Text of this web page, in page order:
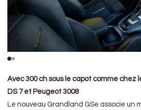
Avec 300 ch sous le capot comme chez
DS 7 et Peugeot 3008
Le nouveau Grandland GSe associe un